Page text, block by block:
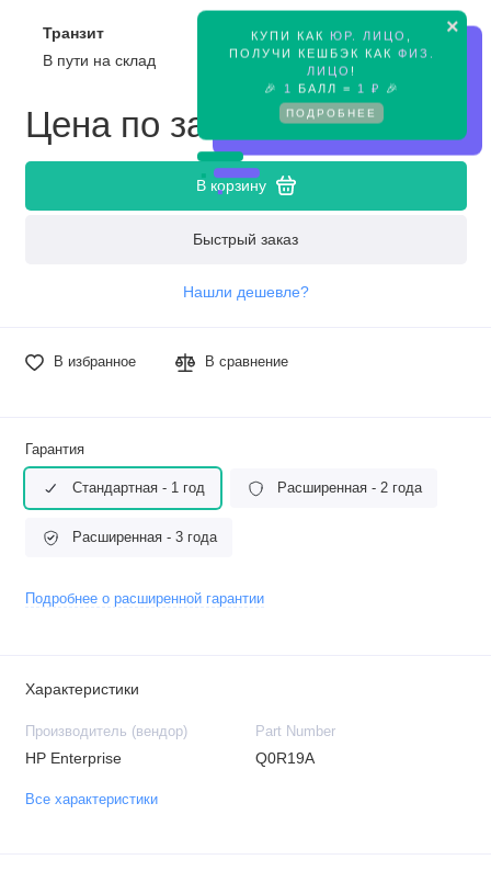
×
КУПИ КАК ЮР. ЛИЦО
ПОЛУЧИ КЕШБЭК КАК ФИЗ.
ЛИЦО !
🎉 1 БАЛЛ = 1 ₽ 🎉
ПОДРОБНЕЕ
Транзит
Предзаказ
В пути на склад
Цена по запросу
В корзину
Быстрый заказ
Нашли дешевле?
В избранное В сравнение
Гарантия
Стандартная - 1 год Расширенная - 2 года
Расширенная - 3 года
Подробнее о расширенной гарантии
Характеристики
Производитель (вендор)
HP Enterprise
Part Number
Q0R19A
Все характеристики